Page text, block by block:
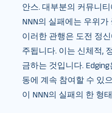
안스. 대부분의 커뮤니
NNN의 실패에는 우위
이러한 관행은 도전 정
주됩니다. 이는 신체적,
금하는 것입니다.
동에 계속 참여할 수 있
이 NNN의 실패의 한 형